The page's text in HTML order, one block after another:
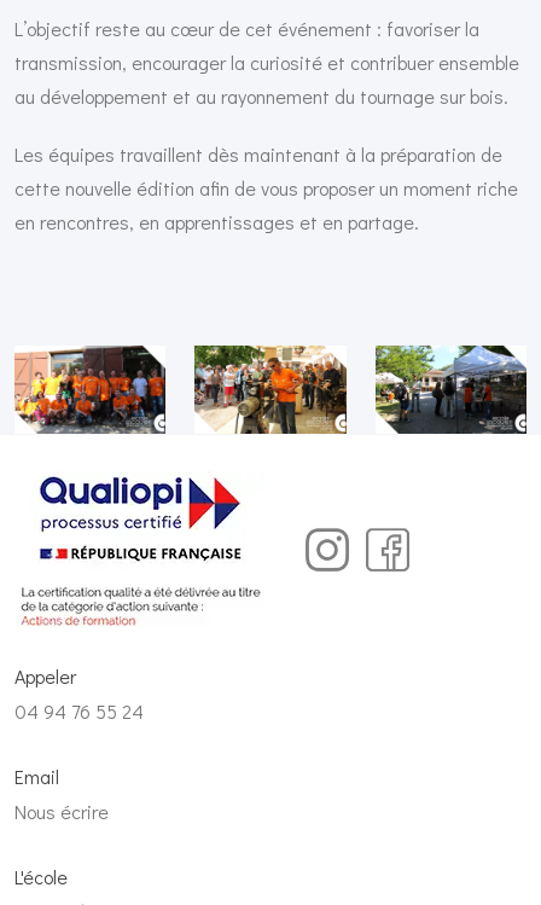
L’objectif reste au cœur de cet événement : favoriser la
transmission, encourager la curiosité et contribuer ensemble
au développement et au rayonnement du tournage sur bois.
Les équipes travaillent dès maintenant à la préparation de
cette nouvelle édition afin de vous proposer un moment riche
en rencontres, en apprentissages et en partage.
Appeler
04 94 76 55 24
Email
Nous écrire
L'école